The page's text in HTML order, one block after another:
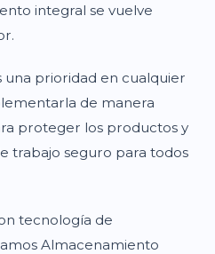
integral se vuelve
una prioridad en cualquier
de manera
proteger los productos y
trabajo seguro para todos
tecnología de
Almacenamiento